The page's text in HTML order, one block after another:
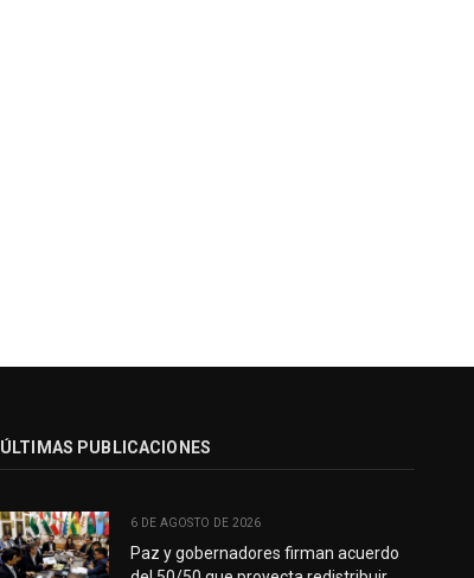
ÚLTIMAS PUBLICACIONES
6 DE AGOSTO DE 2026
Paz y gobernadores firman acuerdo